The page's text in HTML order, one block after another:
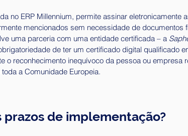
no ERP Millennium, permite assinar eletronicamente
mencionados sem necessidade de documentos
uma parceria com uma entidade certificada – a
de ter um certificado digital qualificado
o reconhecimento inequívoco da pessoa ou empresa
a Comunidade Europeia.
prazos de implementação?